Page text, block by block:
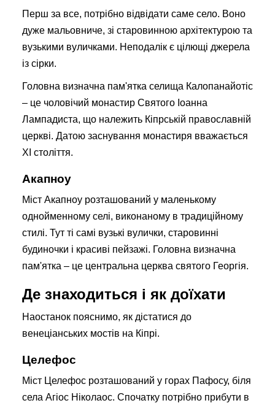
Перш за все, потрібно відвідати саме село. Воно
дуже мальовниче, зі старовинною архітектурою та
вузькими вуличками. Неподалік є цілющі джерела
із сірки.
Головна визначна пам'ятка селища Калопанайотіс
– це чоловічий монастир Святого Іоанна
Лампадиста, що належить Кіпрській православній
церкві. Датою заснування монастиря вважається
XI століття.
Акапноу
Міст Акапноу розташований у маленькому
однойменному селі, виконаному в традиційному
стилі. Тут ті самі вузькі вулички, старовинні
будиночки і красиві пейзажі. Головна визначна
пам'ятка – це центральна церква святого Георгія.
Де знаходиться і як доїхати
Наостанок пояснимо, як дістатися до
венеціанських мостів на Кіпрі.
Целефос
Міст Целефос розташований у горах Пафосу, біля
села Агіос Ніколаос. Спочатку потрібно прибути в